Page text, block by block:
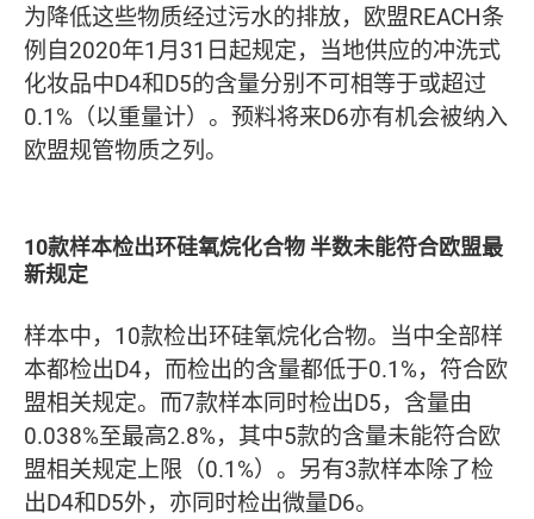
为降低这些物质经过污水的排放，欧盟REACH条
例自2020年1月31日起规定，当地供应的冲洗式
化妆品中D4和D5的含量分别不可相等于或超过
0.1%（以重量计）。预料将来D6亦有机会被纳入
欧盟规管物质之列。
10款样本检出环硅氧烷化合物 半数未能符合欧盟最
新规定
样本中，10款检出环硅氧烷化合物。当中全部样
本都检出D4，而检出的含量都低于0.1%，符合欧
盟相关规定。而7款样本同时检出D5，含量由
0.038%至最高2.8%，其中5款的含量未能符合欧
盟相关规定上限（0.1%）。另有3款样本除了检
出D4和D5外，亦同时检出微量D6。